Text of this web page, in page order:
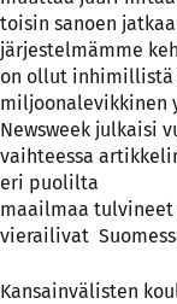
toisin sanoen
järjestelmämme
on ollut inhimillistä
miljoonalevikkinen
Newsweek julkaisi
vaihteessa
eri puolilta
maailmaa
vierailivat
Kansainvälisten